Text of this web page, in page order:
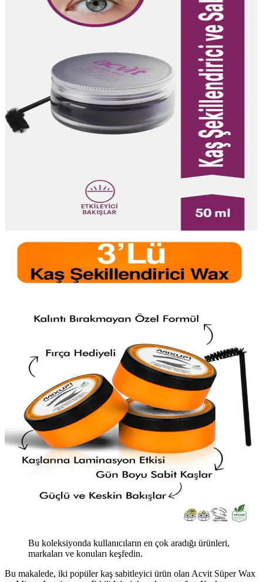
Bu koleksiyonda kullanıcıların en çok aradığı ürünleri,
markaları ve konuları keşfedin.
Bu makalede, iki popüler kaş sabitleyici ürün olan Acvit Süper Wax